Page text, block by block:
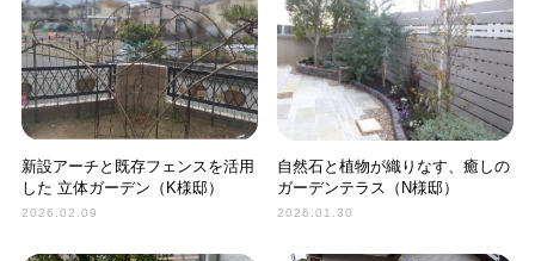
新設アーチと既存フェンスを活用
した 立体ガーデン（K様邸）
2026.02.09
自然石と植物が織りなす、癒しの
ガーデンテラス（N様邸）
2026.01.30